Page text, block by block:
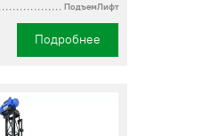
ПодъемЛифт
Подробнее